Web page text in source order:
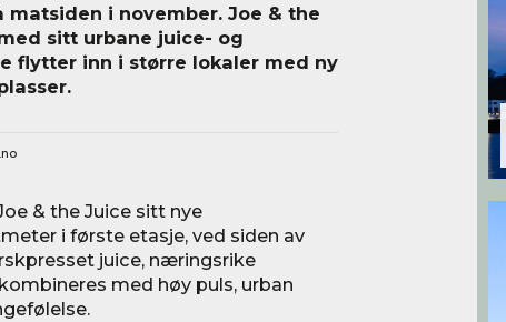
i november. Joe & the
sitt urbane juice- og
flytter inn i større lokaler med ny
& the Juice sitt nye
i første etasje, ved siden av
juice, næringsrike
med høy puls, urban